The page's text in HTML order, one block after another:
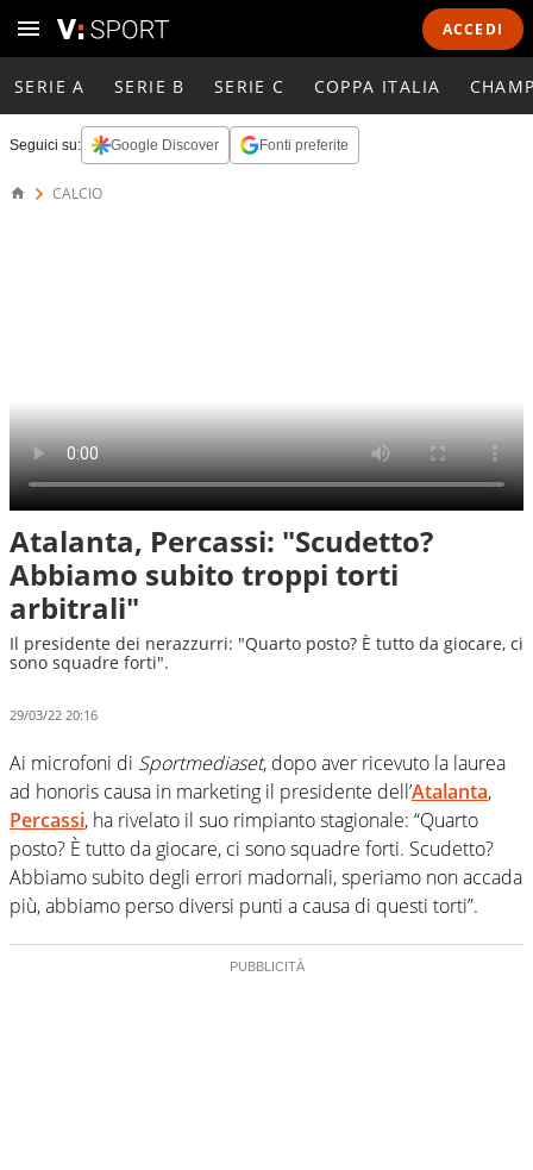
ACCEDI
SERIE A SERIE B SERIE C COPPA ITALIA
Seguici su: Google Discover Fonti preferite
CALCIO
Atalanta, Percassi: "Scudetto?
Abbiamo subito troppi torti
arbitrali"
Il presidente dei nerazzurri: "Quarto posto? È tutto da giocare, ci
sono squadre forti".
29/03/22 20:16
Ai microfoni di Sportmediaset, dopo aver ricevuto la laurea
ad honoris causa in marketing il presidente dell’Atalanta,
Percassi, ha rivelato il suo rimpianto stagionale: “Quarto
posto? È tutto da giocare, ci sono squadre forti. Scudetto?
Abbiamo subito degli errori madornali, speriamo non accada
più, abbiamo perso diversi punti a causa di questi torti”.